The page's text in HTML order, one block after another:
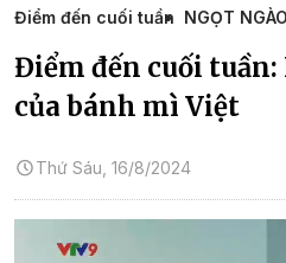
Điểm đến cuối tuần NGỌT
Điểm đến cuối
của bánh mì Việt
Thứ Sáu, 16/8/2024